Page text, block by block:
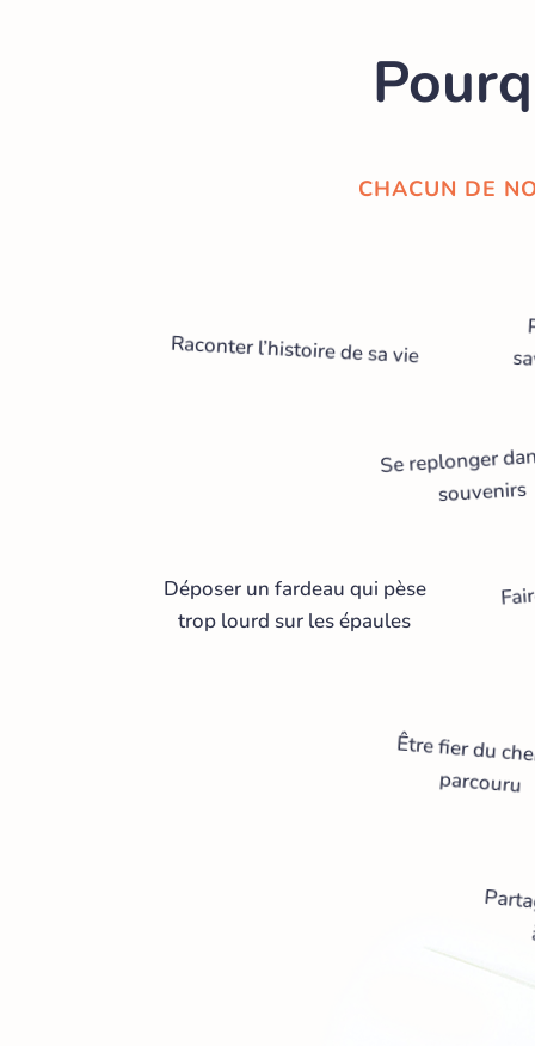
CHACUN DE
Raconter l’histoire de sa vie
Se replonger
souvenirs
Déposer un fardeau qui pèse
trop lourd sur les épaules
Être fier du
parcouru